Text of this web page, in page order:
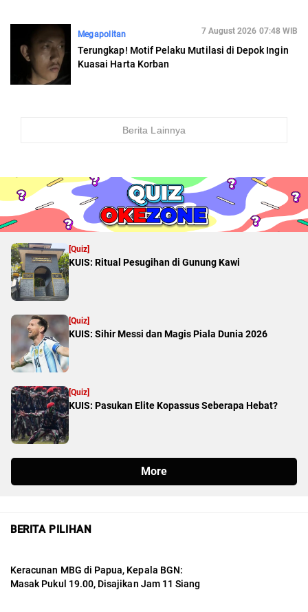
2025
Megapolitan 7 August 2026 07:48 WIB
Terungkap! Motif Pelaku Mutilasi di Depok Ingin
Kuasai Harta Korban
Berita Lainnya
BERITA PILIHAN
Keracunan MBG di Papua, Kepala BGN:
Masak Pukul 19.00, Disajikan Jam 11 Siang